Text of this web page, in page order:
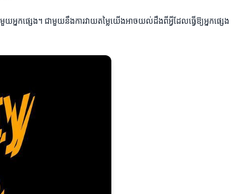
យអ្នកផ្សេង។ ជាមួយនឹងការវាយតម្លៃយើងអាចយល់ដឹងពីអ្វីដែលធ្វើឱ្យអ្នកផ្សេង